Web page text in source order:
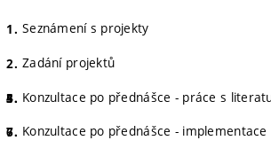
Seznámení s projekty
Zadání projektů
Konzultace po přednášce - práce s
Konzultace po přednášce - implementace